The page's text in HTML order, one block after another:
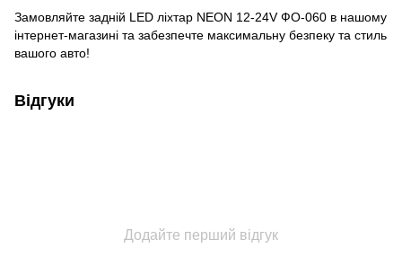
Замовляйте задній LED ліхтар NEON 12-24V ФО-060 в нашому
інтернет-магазині та забезпечте максимальну безпеку та стиль
вашого авто!
Відгуки
Додайте перший відгук